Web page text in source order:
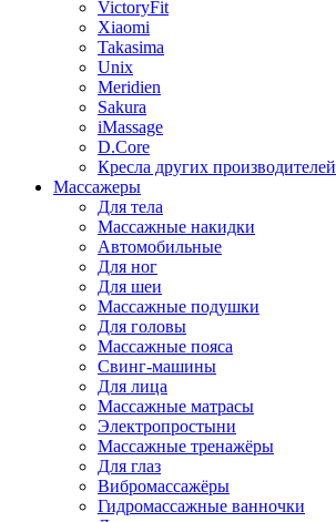
VictoryFit
Xiaomi
Takasima
Unix
Meridien
Sakura
iMassage
D.Core
Кресла других производителей
Массажеры
Для тела
Массажные накидки
Автомобильные
Для ног
Для шеи
Массажные подушки
Для головы
Массажные пояса
Свинг-машины
Для лица
Массажные матрасы
Электропростыни
Массажные тренажёры
Для глаз
Вибромассажёры
Гидромассажные ванночки